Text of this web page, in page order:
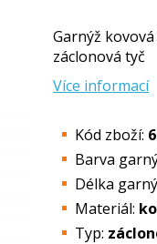
Garnýž
záclonová tyč
Více informací
Kód zboží:
Barva
Délka
Materiál:
Typ: